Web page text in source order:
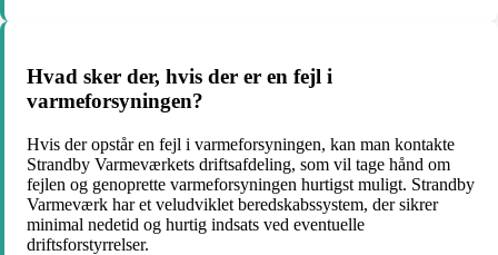
Hvad sker der, hvis der er en fejl i
varmeforsyningen?
Hvis der opstår en fejl i varmeforsyningen, kan man kontakte
Strandby Varmeværkets driftsafdeling, som vil tage hånd om
fejlen og genoprette varmeforsyningen hurtigst muligt. Strandby
Varmeværk har et veludviklet beredskabssystem, der sikrer
minimal nedetid og hurtig indsats ved eventuelle
driftsforstyrrelser.